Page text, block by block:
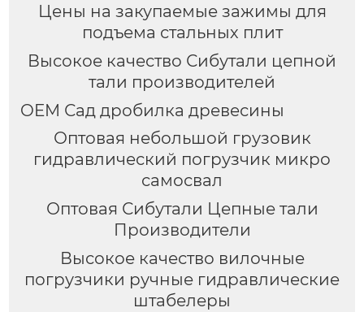
Цены на закупаемые зажимы для
подъема стальных плит
Высокое качество Сибутали цепной
тали производителей
OEM Сад дробилка древесины
Оптовая небольшой грузовик
гидравлический погрузчик микро
самосвал
Оптовая Сибутали Цепные тали
Производители
Высокое качество вилочные
погрузчики ручные гидравлические
штабелеры